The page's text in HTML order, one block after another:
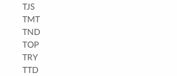
TJS
TMT
TND
TOP
TRY
TTD